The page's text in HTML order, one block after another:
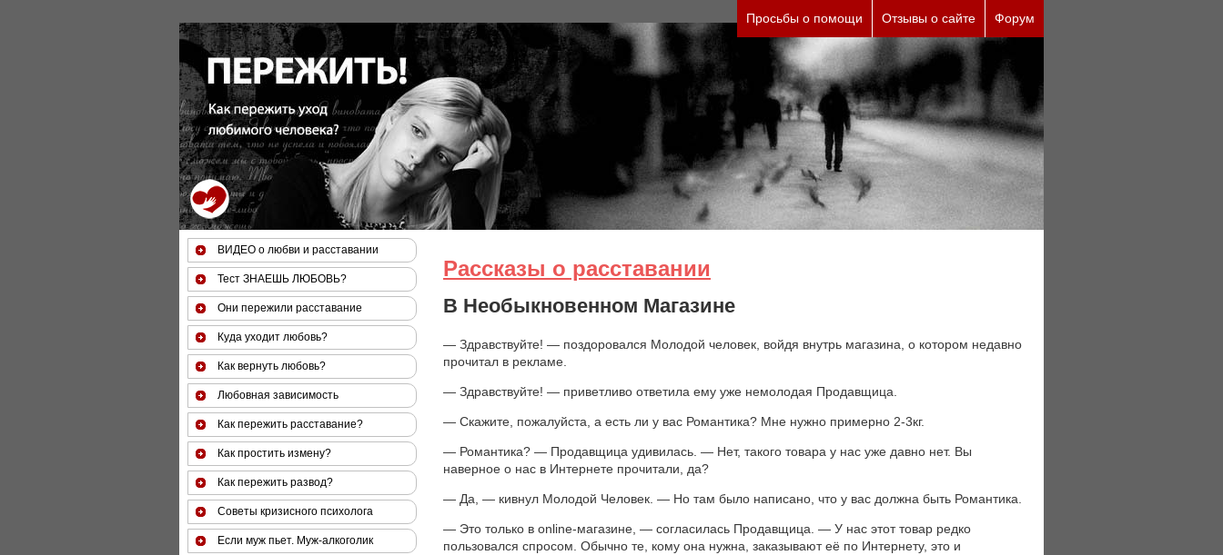
За 50 минут Вы можете оценить тяжесть своего состояния и его психологические причины (бесплатно)
Просьбы о помощи Отзывы о сайте Форум
Рассказы о расставании
В Необыкновенном Магазине
— Здравствуйте! — поздоровался Молодой человек, войдя внутрь магазина, о котором недавно
прочитал в рекламе.
— Здравствуйте! — приветливо ответила ему уже немолодая Продавщица.
— Скажите, пожалуйста, а есть ли у вас Романтика? Мне нужно примерно 2-3кг.
— Романтика? — Продавщица удивилась. — Нет, такого товара у нас уже давно нет. Вы
наверное о нас в Интернете прочитали, да?
— Да, — кивнул Молодой Человек. — Но там было написано, что у вас должна быть Романтика.
— Это только в online-магазине, — согласилась Продавщица. — У нас этот товар редко
пользовался спросом. Обычно те, кому она нужна, заказывают её по Интернету, это и
ВИДЕО о любви и расставании
Тест ЗНАЕШЬ ЛЮБОВЬ?
Они пережили расставание
Куда уходит любовь?
Как вернуть любовь?
Любовная зависимость
Как пережить расставание?
Как простить измену?
Как пережить развод?
Советы кризисного психолога
Если муж пьет. Муж-алкоголик